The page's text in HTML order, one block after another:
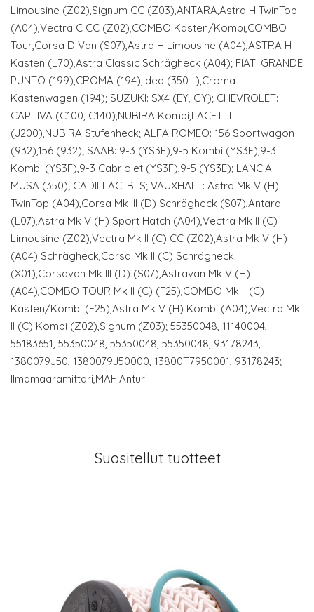
Limousine (Z02),Signum CC (Z03),ANTARA,Astra H TwinTop
(A04),Vectra C CC (Z02),COMBO Kasten/Kombi,COMBO
Tour,Corsa D Van (S07),Astra H Limousine (A04),ASTRA H
Kasten (L70),Astra Classic Schrägheck (A04); FIAT: GRANDE
PUNTO (199),CROMA (194),Idea (350_),Croma
Kastenwagen (194); SUZUKI: SX4 (EY, GY); CHEVROLET:
CAPTIVA (C100, C140),NUBIRA Kombi,LACETTI
(J200),NUBIRA Stufenheck; ALFA ROMEO: 156 Sportwagon
(932),156 (932); SAAB: 9-3 (YS3F),9-5 Kombi (YS3E),9-3
Kombi (YS3F),9-3 Cabriolet (YS3F),9-5 (YS3E); LANCIA:
MUSA (350); CADILLAC: BLS; VAUXHALL: Astra Mk V (H)
TwinTop (A04),Corsa Mk III (D) Schrägheck (S07),Antara
(L07),Astra Mk V (H) Sport Hatch (A04),Vectra Mk II (C)
Limousine (Z02),Vectra Mk II (C) CC (Z02),Astra Mk V (H)
(A04) Schrägheck,Corsa Mk II (C) Schrägheck
(X01),Corsavan Mk III (D) (S07),Astravan Mk V (H)
(A04),COMBO TOUR Mk II (C) (F25),COMBO Mk II (C)
Kasten/Kombi (F25),Astra Mk V (H) Kombi (A04),Vectra Mk
II (C) Kombi (Z02),Signum (Z03); 55350048, 11140004,
55183651, 55350048, 55350048, 55350048, 93178243,
1380079J50, 1380079J50000, 13800T7950001, 93178243;
Ilmamäärämittari,MAF Anturi
Suositellut tuotteet